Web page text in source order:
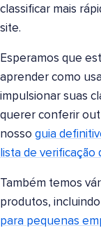
classificar mais
site.
Esperamos que
aprender como
impulsionar suas
querer conferir
nosso guia
lista de verificação
Também temos
produtos, incluindo
para pequenas